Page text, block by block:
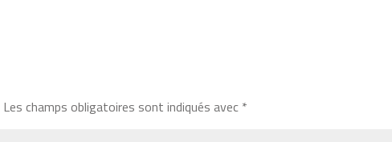
Les champs obligatoires sont indiqués avec *